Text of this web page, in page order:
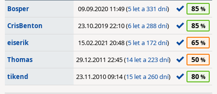
Bosper
09.09.2020 11:49 (5 let a 331 dní) 85
CrisBenton 23.10.2019 22:10 (6 let a 288 dní) 85
eiserik 15.02.2021 20:48 (5 let a 172 dní) 65
Thomas 29.12.2011 22:45 (14 let a 223 dní) 50
tikend 23.11.2010 09:14 (15 let a 260 dní) 80